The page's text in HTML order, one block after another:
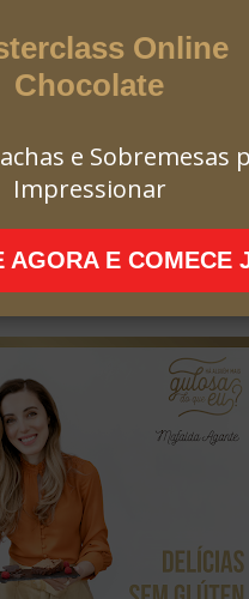
Online
Chocolate
e Sobremesas
Impressionar
AGORA E COMECE